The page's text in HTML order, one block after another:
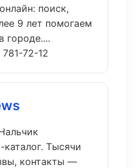
поиск,
9 лет помогаем
городе....
72-12
Тысячи
контакты —